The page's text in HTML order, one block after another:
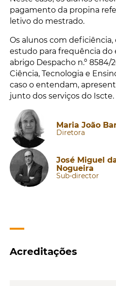
pagamento da propina
letivo do mestrado.
Os alunos com deficiência,
estudo para frequência do
abrigo Despacho n.º 8584/
Ciência, Tecnologia e
caso o entendam,
junto dos serviços do Iscte.
Maria João
Diretora
José Miguel
Nogueira
Sub-director
Acreditações